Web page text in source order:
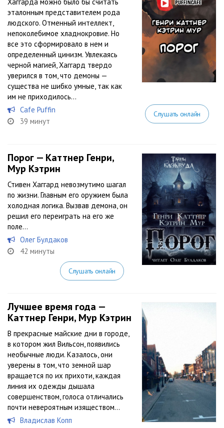
эталонным представителем рода
людского. Отменный интеллект,
непоколебимое хладнокровие. Но
все это сформировало в нем и
определенный цинизм. Увлекаясь
черной магией, Хаггард твердо
уверился в том, что демоны —
существа не шибко умные, так как
им не приходилось...
Cafe Puffin
39 минут
Слушать онлайн
Порог — Каттнер Генри,
Мур Кэтрин
Стивен Хаггард невозмутимо шагал
по жизни. Главным его оружием была
холодная логика. Вызвав демона, он
решил его переиграть на его же
поле…
Олег Булдаков
42 минуты
Слушать онлайн
Лучшее время года —
Каттнер Генри, Мур Кэтрин
В прекрасные майские дни в городе,
в котором жил Вильсон, появились
необычные люди. Казалось, они
уверены в том, что земной шар
вращается по их прихоти, каждая
линия их одежды дышала
совершенством, голоса отличались
почти невероятным изяществом...
Владислав Копп